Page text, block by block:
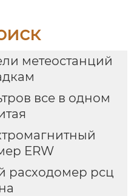
метеостанций
все в одном
ERW
расходомер рсц